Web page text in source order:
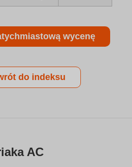
wycenę
do indeksu
AC